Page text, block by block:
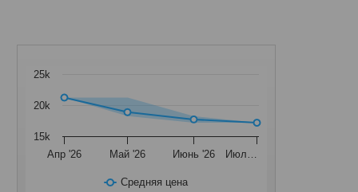
Средняя цена
Апр '26 Май '26 Июнь '26 Июл…
15k
20k
25k